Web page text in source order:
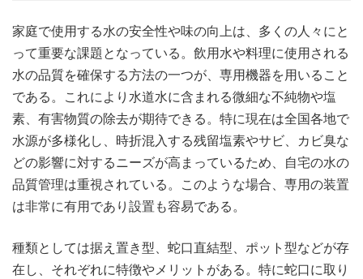
家庭で使用する水の安全性や味の向上は、多くの人々にと
って重要な課題となっている。 飲用水や料理に使用される
水の品質を確保する方法の一つが、専用機器を用いること
である。これにより水道水に含まれる微細な不純物や塩
素、有害物質の除去が期待できる。特に現在は全国各地で
水源が多様化し、時折混入する残留塩素やサビ、カビ臭な
どの影響に対するニーズが高まっているため、自宅の水の
品質管理は重視されている。このような場合、専用の装置
は非常に有用であり設置も容易である。
種類としては据え置き型、蛇口直結型、ポット型などが存
在し、それぞれに特徴やメリットがある。特に蛇口に取り